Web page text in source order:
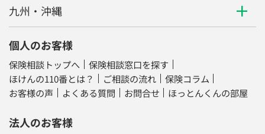
九州・沖縄
個人のお客様
保険相談トップへ
保険相談窓口を探す
ほけんの110番とは？
ご相談の流れ
保険コラム
お客様の声
よくある質問 お問合せ ほっとんくんの部屋
法人のお客様